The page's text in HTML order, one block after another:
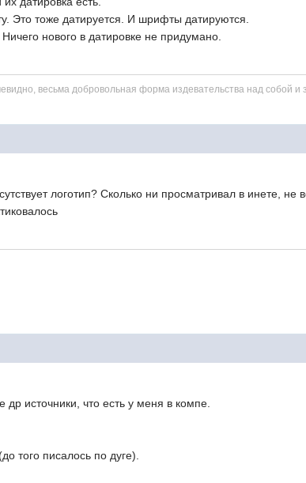
Это тоже датируется. И шрифты датируются.
нового в датировке не придумано.
весьма добровольная форма издевательства над собой
логотип? Сколько ни просматривал в инете,
источники, что есть у меня в компе.
того писалось по дуге).